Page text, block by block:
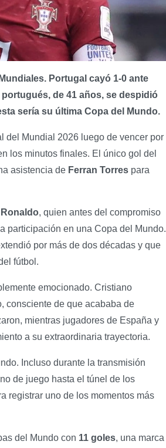
Portugal cayó 1-0 ante
de 41 años, se despidió
sería su última Copa del Mundo.
del Mundial 2026 luego de vencer por
los minutos finales. El único gol del
asistencia de Ferran Torres para
, quien antes del compromiso
participación en una Copa del Mundo.
por más de dos décadas y que
fútbol.
emocionado. Cristiano
consciente de que acababa de
mientras jugadores de España y
a su extraordinaria trayectoria.
Incluso durante la transmisión
de juego hasta el túnel de los
registrar uno de los momentos más
del Mundo con 11 goles, una marca